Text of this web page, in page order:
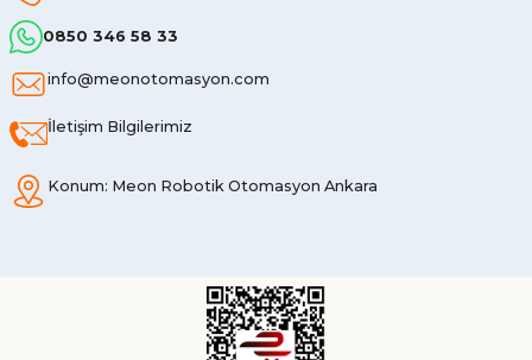
0850 346 58 33
info@meonotomasyon.com
İletişim Bilgilerimiz
Konum: Meon Robotik Otomasyon Ankara